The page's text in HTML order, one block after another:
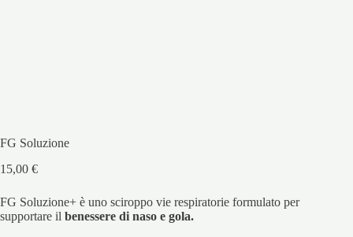
FG Soluzione
15,00 €
FG Soluzione+ è uno sciroppo vie respiratorie formulato per
supportare il benessere di naso e gola.